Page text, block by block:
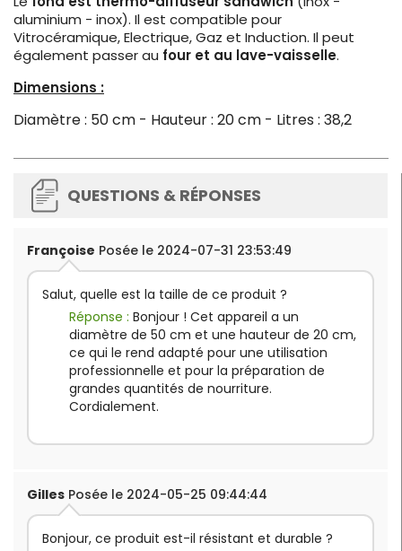
aluminium - inox). Il est compatible pour
Vitrocéramique, Electrique, Gaz et Induction. Il peut
également passer au four et au lave-vaisselle.
Dimensions :
Diamètre : 50 cm - Hauteur : 20 cm - Litres : 38,2
QUESTIONS & RÉPONSES
Françoise Posée le 2024-07-31 23:53:49
Salut, quelle est la taille de ce produit ?
Réponse : Bonjour ! Cet appareil a un
diamètre de 50 cm et une hauteur de 20 cm,
ce qui le rend adapté pour une utilisation
professionnelle et pour la préparation de
grandes quantités de nourriture.
Cordialement.
Gilles Posée le 2024-05-25 09:44:44
Bonjour, ce produit est-il résistant et durable ?